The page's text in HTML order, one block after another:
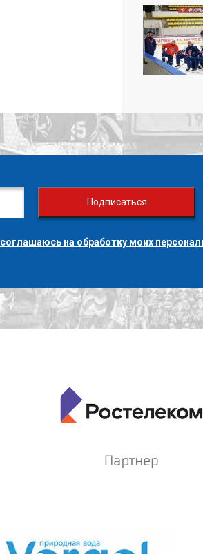
Подписаться
соглашаюсь на обработку моих